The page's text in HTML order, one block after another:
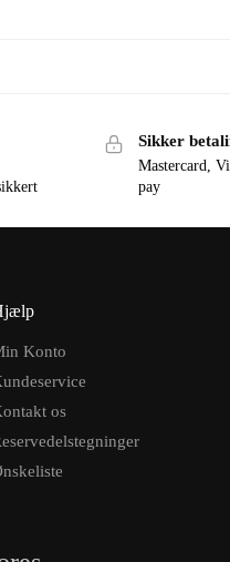
Sikker
Mastercard,
pay
Konto
os